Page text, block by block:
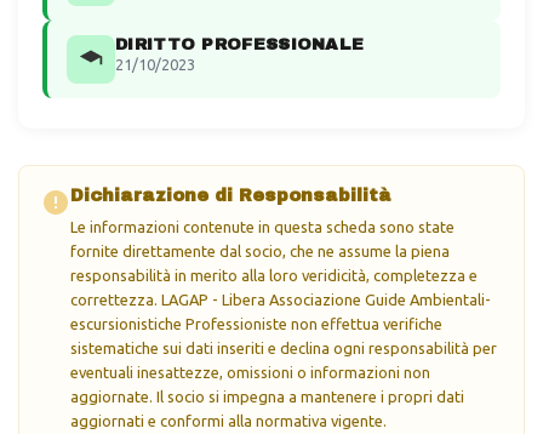
DIRITTO PROFESSIONALE
21/10/2023
Dichiarazione di Responsabilità
Le informazioni contenute in questa scheda sono state
fornite direttamente dal socio, che ne assume la piena
responsabilità in merito alla loro veridicità, completezza e
correttezza. LAGAP - Libera Associazione Guide Ambientali-
escursionistiche Professioniste non effettua verifiche
sistematiche sui dati inseriti e declina ogni responsabilità per
eventuali inesattezze, omissioni o informazioni non
aggiornate. Il socio si impegna a mantenere i propri dati
aggiornati e conformi alla normativa vigente.